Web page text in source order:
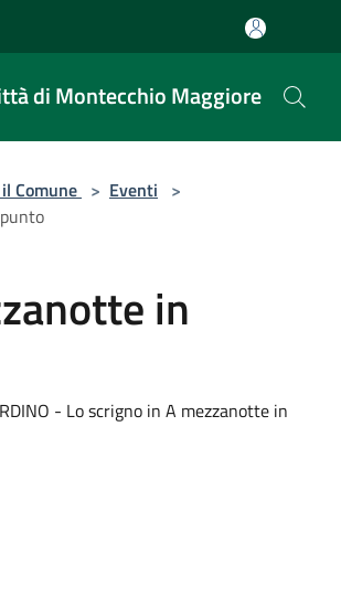
di Montecchio Maggiore
Comune > Eventi >
in
- Lo scrigno in A mezzanotte in